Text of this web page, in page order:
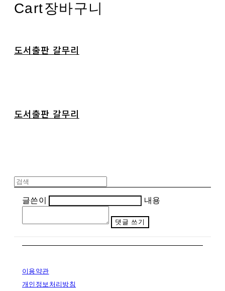
Cart장바구니
도서출판 갈무리
도서출판 갈무리
글쓴이 내용
댓글 쓰기
이용약관
개인정보처리방침